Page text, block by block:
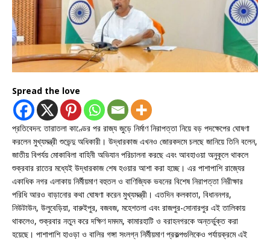
Spread the love
প্রতিবেদন: তারাতলা কাণ্ডের পর রাজ্য জুড়ে নির্মাণ নিরাপত্তা নিয়ে বড় পদক্ষেপের ঘোষণা
করলেন মুখ্যমন্ত্রী শুভেন্দু অধিকারী। উদ্ধারকাজ এখনও জোরকদমে চলছে জানিয়ে তিনি বলেন,
জাতীয় বিপর্যয় মোকাবিলা বাহিনী অভিযান পরিচালনা করছে এবং আবহাওয়া অনুকূলে থাকলে
শুক্রবার রাতের মধ্যেই উদ্ধারকাজ শেষ হওয়ার আশা করা হচ্ছে। এর পাশাপাশি রাজ্যের
একাধিক নগর এলাকায় নির্মীয়মাণ বহুতল ও বাণিজ্যিক ভবনের বিশেষ নিরাপত্তা নিরীক্ষার
পরিধি আরও বাড়ানোর কথা ঘোষণা করেন মুখ্যমন্ত্রী। এতদিন কলকাতা, বিধাননগর,
নিউটাউন, উলুবেড়িয়া, বারুইপুর, বজবজ, মহেশতলা এবং রাজপুর-সোনারপুর এই তালিকায়
থাকলেও, শুক্রবার নতুন করে দক্ষিণ দমদম, কামারহাটি ও বরাহনগরকে অন্তর্ভুক্ত করা
হয়েছে। পাশাপাশি হাওড়া ও বালির গঙ্গা সংলগ্ন নির্মীয়মাণ প্রকল্পগুলিকেও পর্যায়ক্রমে এই